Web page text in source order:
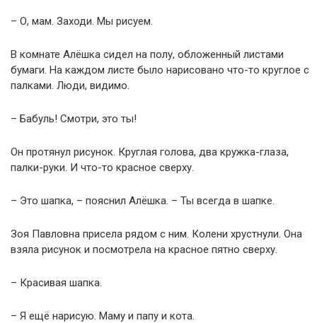
– О, мам. Заходи. Мы рисуем.
В комнате Алёшка сидел на полу, обложенный листами
бумаги. На каждом листе было нарисовано что-то круглое с
палками. Люди, видимо.
– Бабуль! Смотри, это ты!
Он протянул рисунок. Круглая голова, два кружка-глаза,
палки-руки. И что-то красное сверху.
– Это шапка, – пояснил Алёшка. – Ты всегда в шапке.
Зоя Павловна присела рядом с ним. Колени хрустнули. Она
взяла рисунок и посмотрела на красное пятно сверху.
– Красивая шапка.
– Я ещё нарисую. Маму и папу и кота.